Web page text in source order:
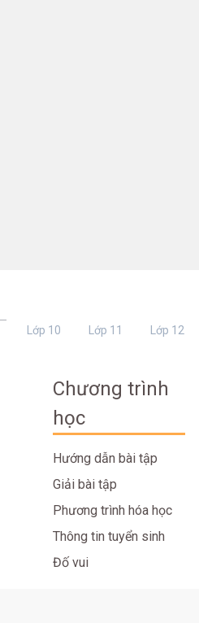
Lớp 10 Lớp 11 Lớp 12
Chương trình
học
Hướng dẫn bài tập
Giải bài tập
Phương trình hóa học
Thông tin tuyển sinh
Đố vui